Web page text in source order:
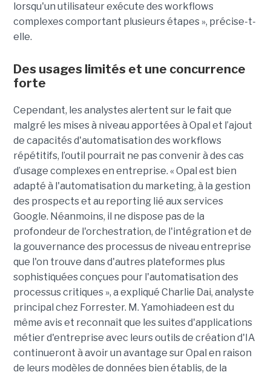
lorsqu'un utilisateur exécute des workflows
complexes comportant plusieurs étapes », précise-t-
elle.
Des usages limités et une concurrence
forte
Cependant, les analystes alertent sur le fait que
malgré les mises à niveau apportées à Opal et l’ajout
de capacités d'automatisation des workflows
répétitifs, l’outil pourrait ne pas convenir à des cas
d’usage complexes en entreprise. « Opal est bien
adapté à l'automatisation du marketing, à la gestion
des prospects et au reporting lié aux services
Google. Néanmoins, il ne dispose pas de la
profondeur de l'orchestration, de l'intégration et de
la gouvernance des processus de niveau entreprise
que l'on trouve dans d'autres plateformes plus
sophistiquées conçues pour l'automatisation des
processus critiques », a expliqué Charlie Dai, analyste
principal chez Forrester. M. Yamohiadeen est du
même avis et reconnaît que les suites d'applications
métier d'entreprise avec leurs outils de création d'IA
continueront à avoir un avantage sur Opal en raison
de leurs modèles de données bien établis, de la